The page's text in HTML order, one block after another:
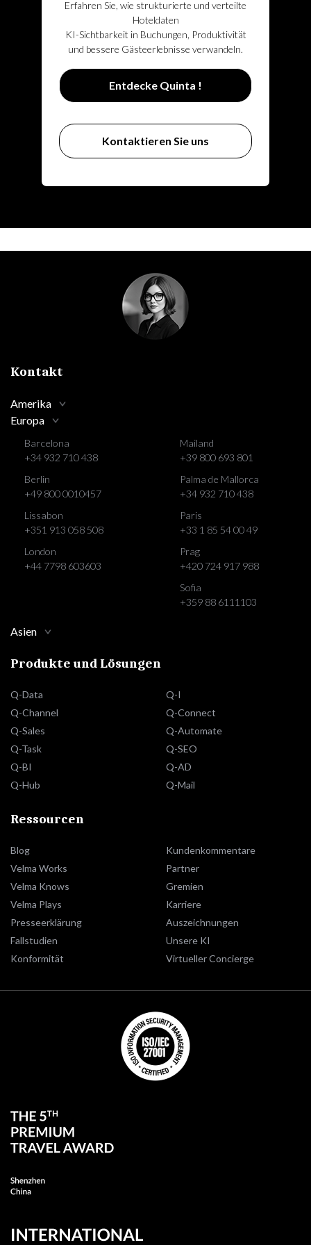
Erfahren Sie, wie strukturierte und verteilte
Hoteldaten
KI-Sichtbarkeit in Buchungen, Produktivität
und bessere Gästeerlebnisse verwandeln.
Entdecke Quinta !
Kontaktieren Sie uns
Kontakt
Amerika
Europa
Barcelona
+34 932 710 438
Berlin
+49 800 0010457
Lissabon
+351 913 058 508
London
+44 7798 603603
Mailand
+39 800 693 801
Palma de Mallorca
+34 932 710 438
Paris
+33 1 85 54 00 49
Prag
+420 724 917 988
Sofia
+359 88 6111103
Asien
Produkte und Lösungen
Q-Data
Q-Channel
Q-Sales
Q-Task
Q-BI
Q-Hub
Q-I
Q-Connect
Q-Automate
Q-SEO
Q-AD
Q-Mail
Ressourcen
Blog
Velma Works
Velma Knows
Velma Plays
Presseerklärung
Fallstudien
Konformität
Kundenkommentare
Partner
Gremien
Karriere
Auszeichnungen
Unsere KI
Virtueller Concierge